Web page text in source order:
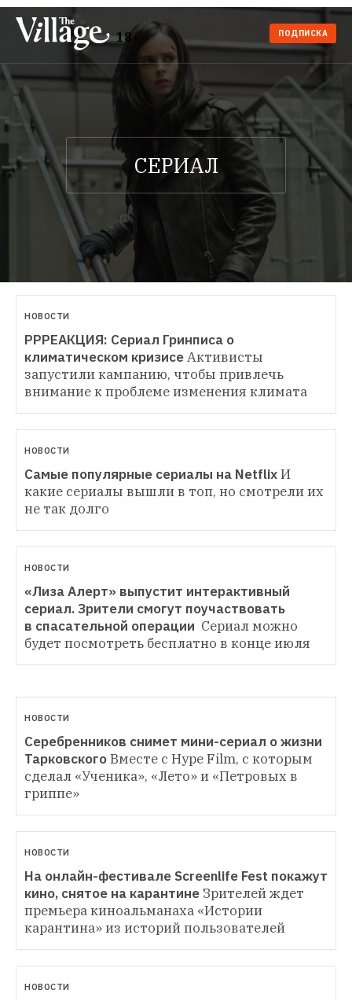
18+ ПОДПИСКА
НОВОСТИ
РРРЕАКЦИЯ: Сериал Гринписа о
климатическом кризисеАктивисты
запустили кампанию, чтобы привлечь
внимание к проблеме изменения климата
НОВОСТИ
Самые популярные сериалы на NetflixИ
какие сериалы вышли в топ, но смотрели их
не так долго
НОВОСТИ
«Лиза Алерт» выпустит интерактивный
сериал. Зрители смогут поучаствовать
в спасательной операции Сериал можно
будет посмотреть бесплатно в конце июля
НОВОСТИ
Серебренников снимет мини-сериал о жизни
ТарковскогоВместе с Hype Film, с которым
сделал «Ученика», «Лето» и «Петровых в
гриппе»
НОВОСТИ
На онлайн-фестивале Screenlife Fest покажут
кино, снятое на карантине Зрителей ждет
премьера киноальманаха «Истории
карантина» из историй пользователей
НОВОСТИ